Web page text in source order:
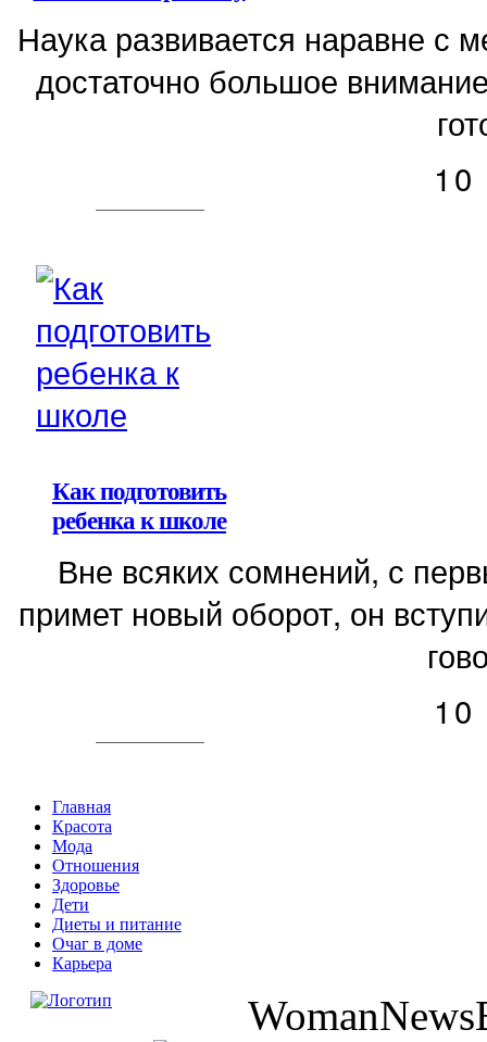
Наука развивается наравне с
достаточно большое
Как подготовить
ребенка к школе
Вне всяких сомнений, с
примет новый оборот, он
Главная
Красота
Мода
Отношения
Здоровье
Дети
Диеты и питание
Очаг в доме
Карьера